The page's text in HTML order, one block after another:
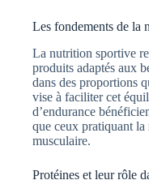
Les fondements de la
La nutrition sportive
produits adaptés aux
dans des proportions
vise à faciliter cet
d’endurance
que ceux pratiquant
musculaire.
Protéines et leur rôle